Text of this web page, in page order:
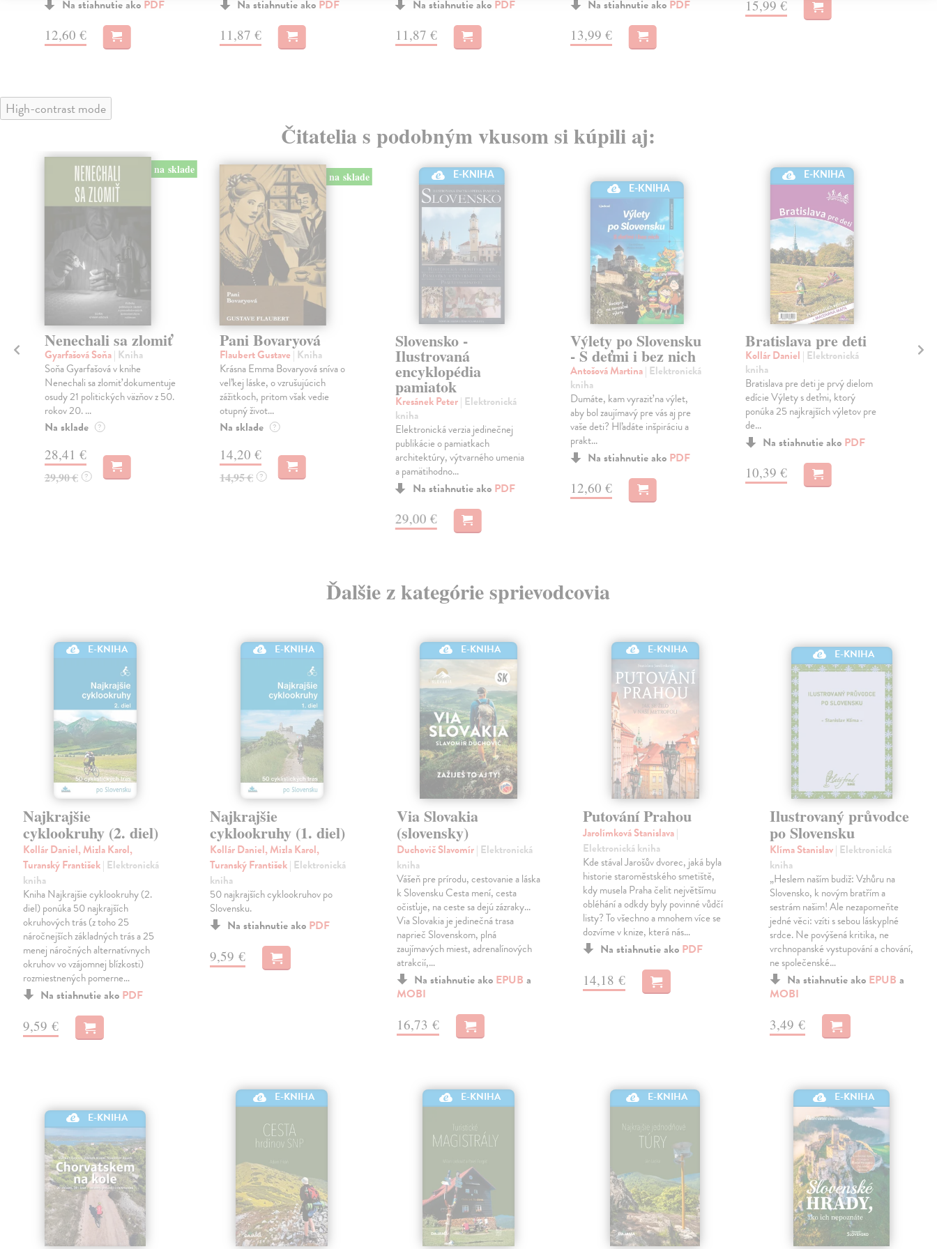
Na stiahnutie ako PDF
12,60 €
Na stiahnutie ako PDF
11,87 €
Na stiahnutie ako PDF
11,87 €
Na stiahnutie ako PDF
13,99 €
15,99 €
High-contrast mode
Čitatelia s podobným vkusom si kúpili aj:
na sklade
Nenechali sa zlomiť
Gyarfašová Soňa| Kniha
Soňa Gyarfašová v knihe
Nenechali sa zlomiť dokumentuje
osudy 21 politických väzňov z 50.
rokov 20. ...
Na sklade ?
28,41 €
29,90 € ?
na sklade
Pani Bovaryová
Flaubert Gustave | Kniha
Krásna Emma Bovaryová sníva o
veľkej láske, o vzrušujúcich
zážitkoch, pritom však vedie
otupný život...
Na sklade ?
14,20 €
14,95 € ?
E-KNIHA
Slovensko -
Ilustrovaná
encyklopédia
pamiatok
Kresánek Peter| Elektronická
kniha
Elektronická verzia jedinečnej
publikácie o pamiatkach
architektúry, výtvarného umenia
a pamätihodno...
Na stiahnutie ako PDF
29,00 €
E-KNIHA
Výlety po Slovensku
- S deťmi i bez nich
Antošová Martina| Elektronická
kniha
Dumáte, kam vyraziť na výlet,
aby bol zaujímavý pre vás aj pre
vaše deti? Hľadáte inšpiráciu a
prakt...
Na stiahnutie ako PDF
12,60 €
E-KNIHA
Bratislava pre deti
Kollár Daniel | Elektronická
kniha
Bratislava pre deti je prvý dielom
edície Výlety s deťmi, ktorý
ponúka 25 najkrajších výletov pre
de...
Na stiahnutie ako PDF
10,39 €
Ďalšie z kategórie sprievodcovia
E-KNIHA
Najkrajšie
cyklookruhy (2. diel)
Kollár Daniel, Mizla Karol,
Turanský František| Elektronická
kniha
Kniha Najkrajšie cyklookruhy (2.
diel) ponúka 50 najkrajších
okruhových trás (z toho 25
náročnejších základných trás a 25
menej náročných alternatívnych
okruhov vo vzájomnej blízkosti)
rozmiestnených pomerne…
Na stiahnutie ako PDF
9,59 €
E-KNIHA
Najkrajšie
cyklookruhy (1. diel)
Kollár Daniel, Mizla Karol,
Turanský František| Elektronická
kniha
50 najkrajších cyklookruhov po
Slovensku.
Na stiahnutie ako PDF
9,59 €
E-KNIHA
Via Slovakia
(slovensky)
Duchovič Slavomír| Elektronická
kniha
Vášeň pre prírodu, cestovanie a láska
k Slovensku Cesta mení, cesta
očisťuje, na ceste sa dejú zázraky...
Via Slovakia je jedinečná trasa
naprieč Slovenskom, plná
zaujímavých miest, adrenalínových
atrakcií,…
Na stiahnutie ako EPUB a
MOBI
16,73 €
E-KNIHA
Putování Prahou
Jarolímková Stanislava|
Elektronická kniha
Kde stával Jarošův dvorec, jaká byla
historie staroměstského smetiště,
kdy musela Praha čelit největšímu
obléhání a odkdy byly povinné vůdčí
listy? To všechno a mnohem více se
dozvíme v knize, která nás…
Na stiahnutie ako PDF
14,18 €
E-KNIHA
Ilustrovaný průvodce
po Slovensku
Klíma Stanislav| Elektronická
kniha
„Heslem naším budiž: Vzhůru na
Slovensko, k novým bratřím a
sestrám našim! Ale nezapomeňte
jedné věci: vzíti s sebou láskyplné
srdce. Ne povýšená kritika, ne
vrchnopanské vystupování a chování,
ne společenské…
Na stiahnutie ako EPUB a
MOBI
3,49 €
E-KNIHA
E-KNIHA E-KNIHA E-KNIHA E-KNIHA